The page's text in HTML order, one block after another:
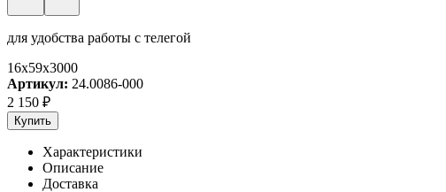
для удобства работы с телегой
16x59x3000
Артикул: 24.0086-000
2 150 ₽
Купить
Характеристики
Описание
Доставка